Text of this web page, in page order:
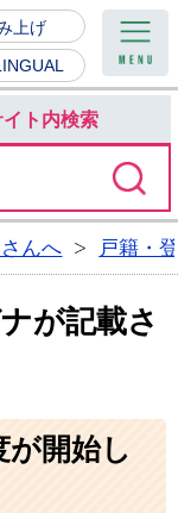
上げ
イト内検索
んへ 戸籍・
が記載さ
開始し